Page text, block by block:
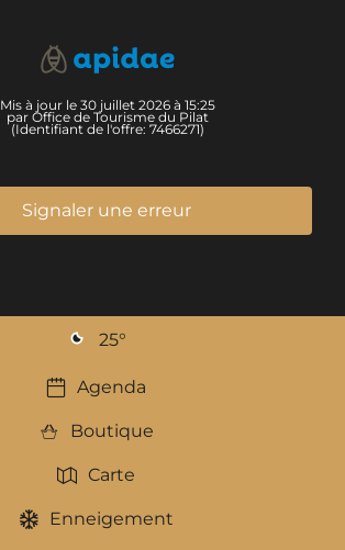
Mis à jour le 30 juillet 2026 à 15:25
par Office de Tourisme du Pilat
(Identifiant de l'offre: 7466271)
Signaler une erreur
25°
Agenda
Boutique
Carte
Enneigement